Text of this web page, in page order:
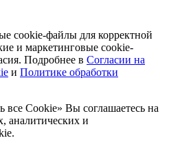
cookie-файлы для корректной
и маркетинговые cookie-
Подробнее в Согласии на
и Политике обработки
Cookie» Вы соглашаетесь на
аналитических и